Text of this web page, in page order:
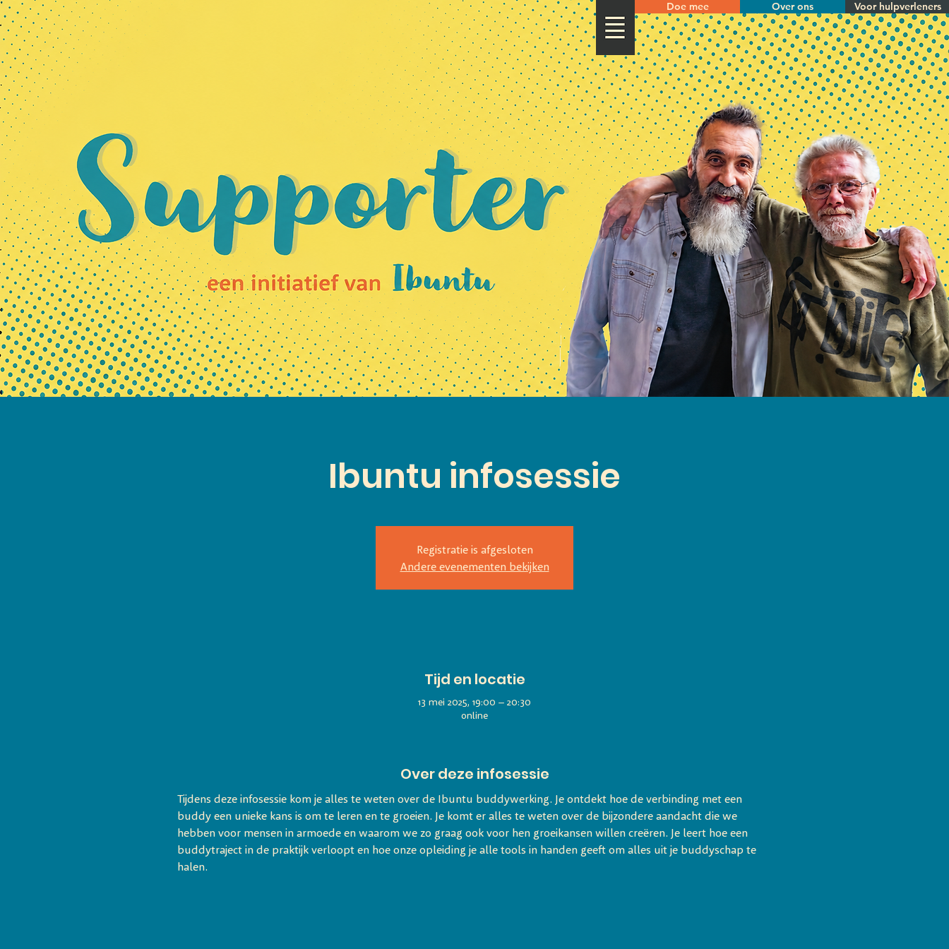
Doe mee Over ons Voor hulpverleners
Ibuntu infosessie
Registratie is afgesloten
Andere evenementen bekijken
Tijd en locatie
13 mei 2025, 19:00 – 20:30
online
Over deze infosessie
Tijdens deze infosessie kom je alles te weten over de Ibuntu buddywerking. Je ontdekt hoe de verbinding met een
buddy een unieke kans is om te leren en te groeien. Je komt er alles te weten over de bijzondere aandacht die we
hebben voor mensen in armoede en waarom we zo graag ook voor hen groeikansen willen creëren. Je leert hoe een
buddytraject in de praktijk verloopt en hoe onze opleiding je alle tools in handen geeft om alles uit je buddyschap te
halen.